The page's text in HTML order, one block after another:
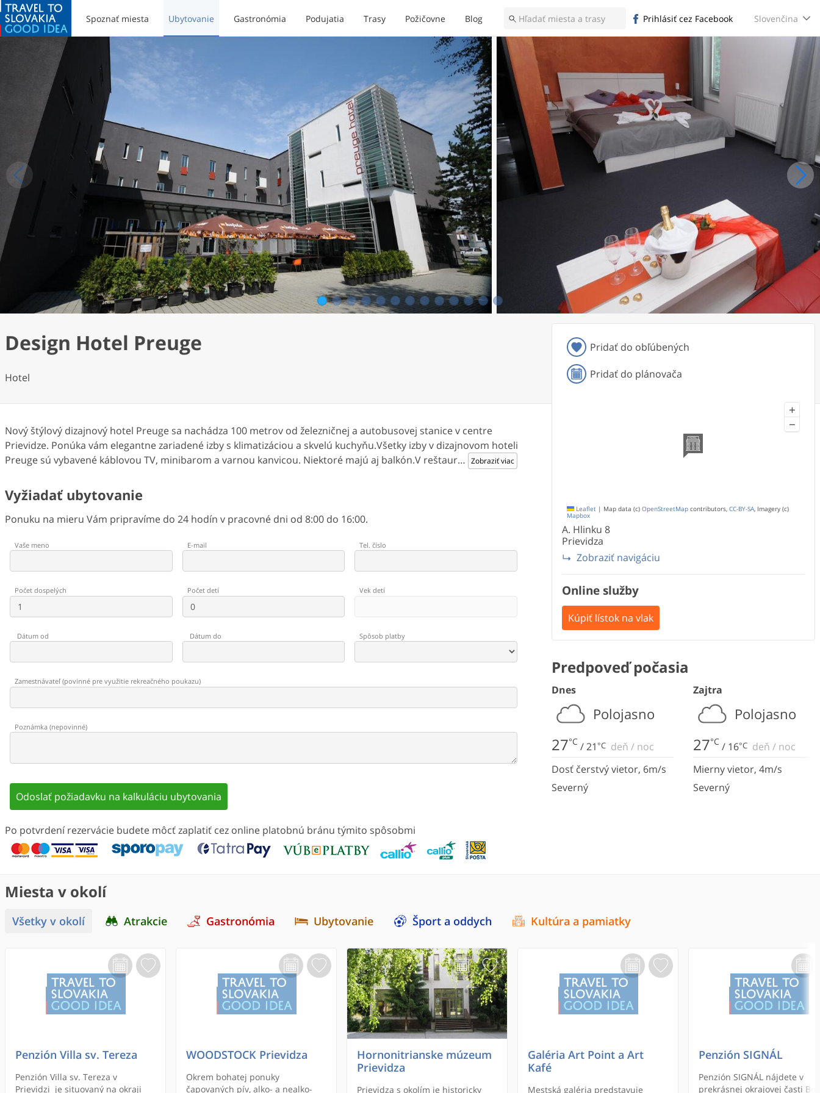
Spoznať miesta Ubytovanie Gastronómia Podujatia Trasy Požičovne Blog Prihlásiť cez Facebook Slovenčina
1 2 3 4 5 6 7 8 9 10 11 12 13
Design Hotel Preuge
Hotel
Nový štýlový dizajnový hotel Preuge sa nachádza 100 metrov od železničnej a autobusovej stanice v centre
Prievidze. Ponúka vám elegantne zariadené izby s klimatizáciou a skvelú kuchyňu.Všetky izby v dizajnovom hoteli
Preuge sú vybavené káblovou TV, minibarom a varnou kanvicou. Niektoré majú aj balkón.V reštaur… Zobraziť viac
Vyžiadať ubytovanie
Ponuku na mieru Vám pripravíme do 24 hodín v pracovné dni od 8:00 do 16:00.
Vaše meno E-mail Tel. číslo
Počet dospelých Počet detí Vek detí
Dátum od Dátum do Spôsob platby
Zamestnávateľ(povinné pre využitie rekreačného poukazu)
Poznámka (nepovinné)
Odoslať požiadavku na kalkuláciu ubytovania
Po potvrdení rezervácie budete môcť zaplatiť cez online platobnú bránu týmito spôsobmi
Pridať do obľúbených
Pridať do plánovača
+
−
Leaflet | Map data (c) OpenStreetMap contributors, CC-BY-SA , Imagery (c)
Mapbox
A. Hlinku 8
Prievidza
Zobraziť navigáciu
Online služby
Kúpiť lístok na vlak
Predpoveď počasia
Dnes
Polojasno
27°C /21°C deň / noc
Dosť čerstvý vietor, 6m/s
Severný
Zajtra
Polojasno
27°C / 16°C deň / noc
Mierny vietor, 4m/s
Severný
Miesta v okolí
Všetky v okolí Atrakcie Gastronómia Ubytovanie Šport a oddych Kultúra a pamiatky
Penzión Villa sv. Tereza
Penzión Villa sv. Tereza v
Prievidzi je situovaný na okraji
WOODSTOCK Prievidza
Okrem bohatej ponuky
čapovaných pív, alko- a nealko-
Hornonitrianske múzeum
Prievidza
Prievidza s okolím je historicky
Galéria Art Point a Art
Kafé
Mestská galéria predstavuje
Penzión SIGNÁL
Penzión SIGNÁL nájdete v
prekrásnej okrajovej časti